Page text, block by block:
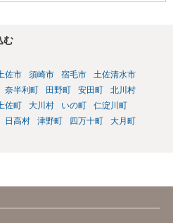
む
佐市 須崎市 宿毛市
土佐清水市
奈半利町 田野町 安田町
北川村
佐町 大川村 いの町
仁淀川町
日高村 津野町 四万十町
大月町